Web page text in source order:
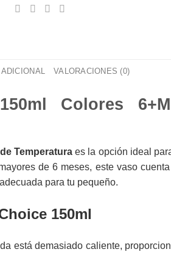
VALORACIONES (0)
Colores
Temperaturaes la opción ideal
de 6 meses, este vaso
para tu pequeño.
150ml
está demasiado caliente,